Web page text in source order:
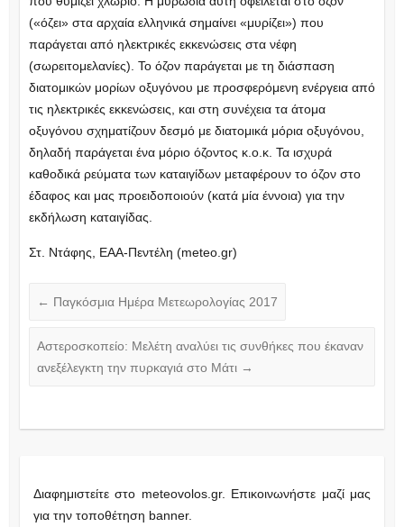
(«όζει» στα αρχαία ελληνικά σημαίνει «μυρίζει») που
παράγεται από ηλεκτρικές εκκενώσεις στα νέφη
(σωρειτομελανίες). Το όζον παράγεται με τη διάσπαση
διατομικών μορίων οξυγόνου με προσφερόμενη ενέργεια από
τις ηλεκτρικές εκκενώσεις, και στη συνέχεια τα άτομα
οξυγόνου σχηματίζουν δεσμό με διατομικά μόρια οξυγόνου,
δηλαδή παράγεται ένα μόριο όζοντος κ.ο.κ. Τα ισχυρά
καθοδικά ρεύματα των καταιγίδων μεταφέρουν το όζον στο
έδαφος και μας προειδοποιούν (κατά μία έννοια) για την
εκδήλωση καταιγίδας.
Στ. Ντάφης, ΕΑΑ-Πεντέλη (meteo.gr)
← Παγκόσμια Ημέρα Μετεωρολογίας 2017
Αστεροσκοπείο: Μελέτη αναλύει τις συνθήκες που έκαναν
ανεξέλεγκτη την πυρκαγιά στο Μάτι →
Διαφημιστείτε στο meteovolos.gr. Επικοινωνήστε μαζί μας
για την τοποθέτηση banner.